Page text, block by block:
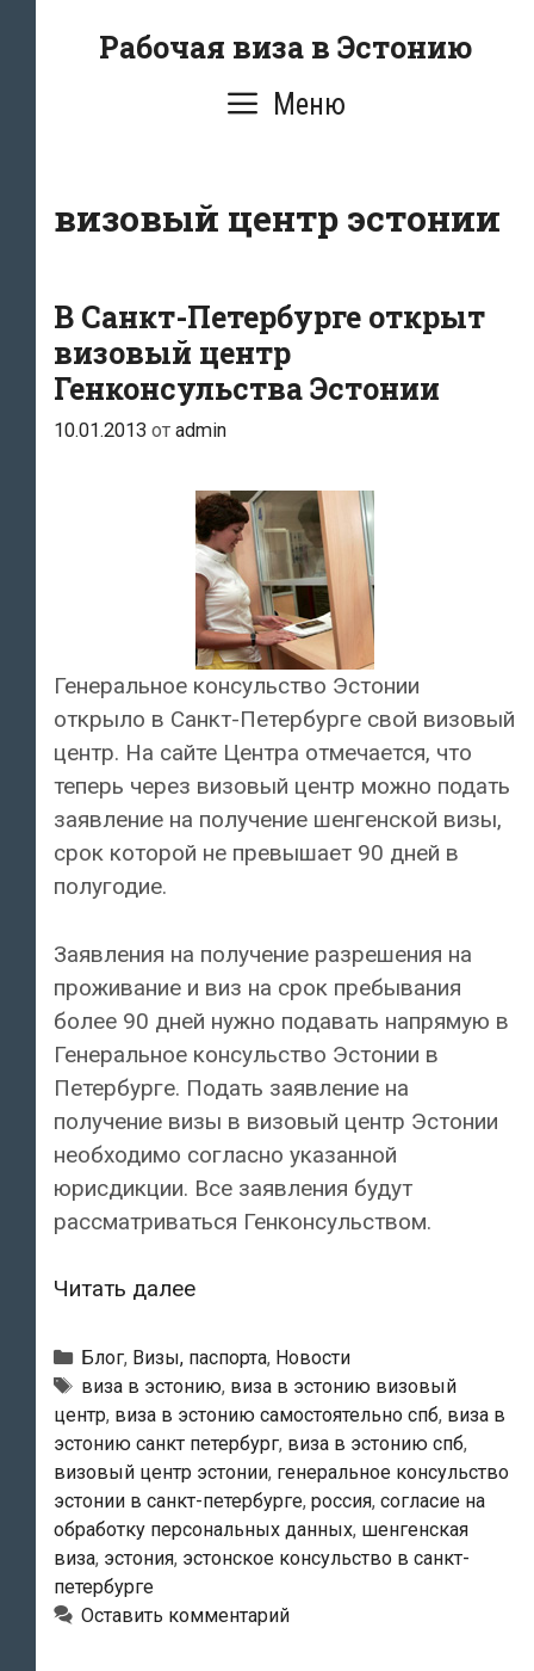
Рабочая виза в Эстонию
Меню
визовый центр эстонии
В Санкт-Петербурге открыт
визовый центр
Генконсульства Эстонии
10.01.2013 от admin
Генеральное консульство Эстонии
открыло в Санкт-Петербурге свой визовый
центр. На сайте Центра отмечается, что
теперь через визовый центр можно подать
заявление на получение шенгенской визы,
срок которой не превышает 90 дней в
полугодие.
Заявления на получение разрешения на
проживание и виз на срок пребывания
более 90 дней нужно подавать напрямую в
Генеральное консульство Эстонии в
Петербурге. Подать заявление на
получение визы в визовый центр Эстонии
необходимо согласно указанной
юрисдикции. Все заявления будут
рассматриваться Генконсульством.
Читать далееВ
Петербурге
открыт
визовый
центр
Генконсульства
Эстонии
Рубрики
Блог, Визы, паспорта, Новости
Метки
виза в эстонию, виза в эстонию визовый
центр, виза в эстонию самостоятельно спб, виза в
эстонию санкт петербург, виза в эстонию спб,
визовый центр эстонии, генеральное консульство
эстонии в санкт-петербурге, россия, согласие на
обработку персональных данных, шенгенская
виза, эстония, эстонское консульство в санкт-
петербурге
Оставить комментарий